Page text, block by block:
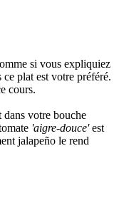
si vous expliquiez
plat est votre préféré.
cours.
dans votre bouche
'aigre-douce'est
jalapeño le rend